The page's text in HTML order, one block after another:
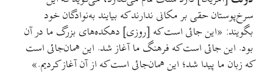
سرخ‌پوستان حقی بر مکانی ندارند که بیایند به‌نوادگان خود
بگویند: «این جائی است که [روزی] دهکده‌های بزرگ ما در آن
بود. این جائی است که فرهنگ ما آغاز شد. این همان‌جائی است
که زبان ما پیدا شد؛ این همان‌جائی است که از آن آغاز کردیم.»